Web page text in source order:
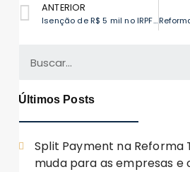
ANTERIOR
Isenção de R$ 5 mil no IRPF: alívio fiscal para MEI em 2026
Últimos Posts
Split Payment na Reforma
muda para as empresas